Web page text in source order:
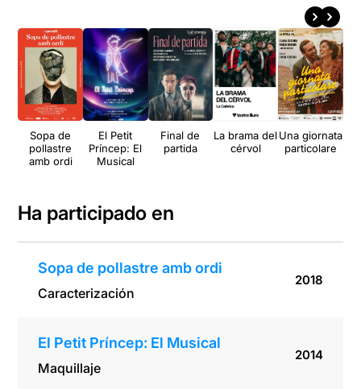
Sopa de
pollastre
amb ordi
El Petit
Príncep: El
Musical
Final de
partida
La brama del
cérvol
Una giornata
particolare
Ha participado en
Sopa de pollastre amb ordi
Caracterización
2018
El Petit Príncep: El Musical
Maquillaje
2014